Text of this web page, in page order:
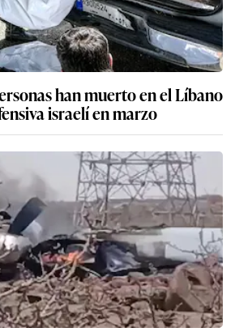
han muerto en el Líbano
israelí en marzo